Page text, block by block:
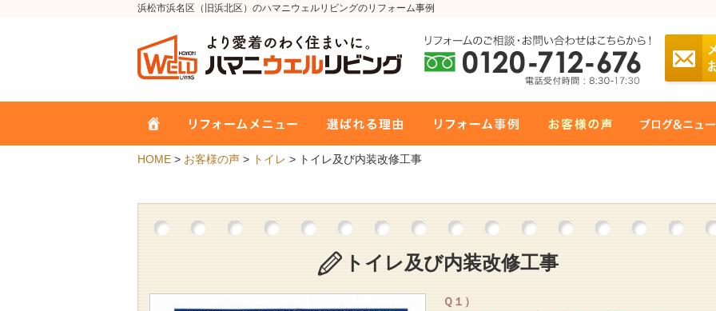
浜松市浜名区（旧浜北区）のハマニウェルリビングのリフォーム事例
HOME > お客様の声 > トイレ > トイレ及び内装改修工事
トイレ及び内装改修工事
Ｑ１）